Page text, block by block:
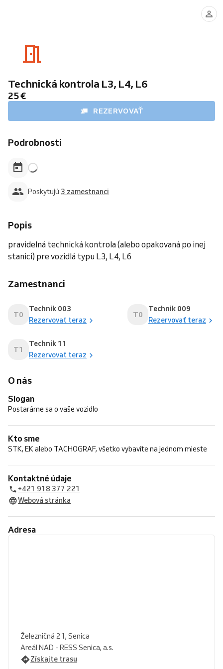
Technická kontrola L3, L4, L6
25 €
REZERVOVAŤ
Podrobnosti
Poskytujú 3 zamestnanci
Popis
pravidelná technická kontrola (alebo opakovaná po inej
stanici) pre vozidlá typu L3, L4, L6
Zamestnanci
T0
Technik 003
Rezervovať teraz
T0
Technik 009
Rezervovať teraz
T1
Technik 11
Rezervovať teraz
O nás
Slogan
Postaráme sa o vaše vozidlo
Kto sme
STK, EK alebo TACHOGRAF, všetko vybavíte na jednom mieste
Kontaktné údaje
+421 918 377 221
Webová stránka
Adresa
Železničná 21, Senica
Areál NAD - RESS Senica, a.s.
Získajte trasu